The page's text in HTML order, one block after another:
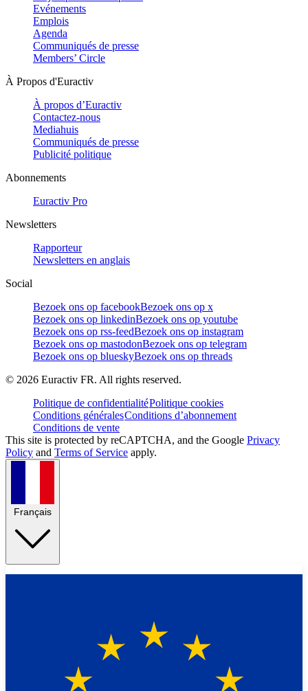
Evénements
Emplois
Agenda
Communiqués de presse
Members’ Circle
À Propos d'Euractiv
À propos d’Euractiv
Contactez-nous
Mediahuis
Communiqués de presse
Publicité politique
Abonnements
Euractiv Pro
Newsletters
Rapporteur
Newsletters en anglais
Social
Bezoek ons op facebookBezoek ons op x
Bezoek ons op linkedinBezoek ons op youtube
Bezoek ons op rss-feedBezoek ons op instagram
Bezoek ons op mastodonBezoek ons op telegram
Bezoek ons op blueskyBezoek ons op threads
© 2026 Euractiv FR. All rights reserved.
Politique de confidentialitéPolitique cookies
Conditions généralesConditions d’abonnement
Conditions de vente
This site is protected by reCAPTCHA, and the Google Privacy
Policy and Terms of Service apply.
Français